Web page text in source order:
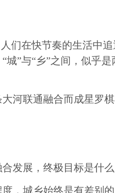
在快节奏的生活中追
”与“乡”之间，似乎
联通融合而成星罗棋
发展，终极目标是什么
城乡始终是有差别的